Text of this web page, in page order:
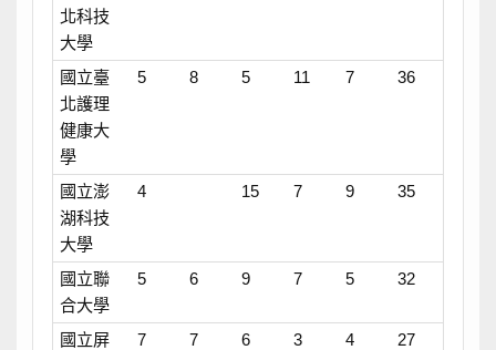
北科技
大學
國立臺
北護理
健康大
學
5 8 5 11 7 36
國立澎
湖科技
大學
4 15 7 9 35
國立聯
合大學
5 6 9 7 5 32
國立屏
7 7 6 3 4 27